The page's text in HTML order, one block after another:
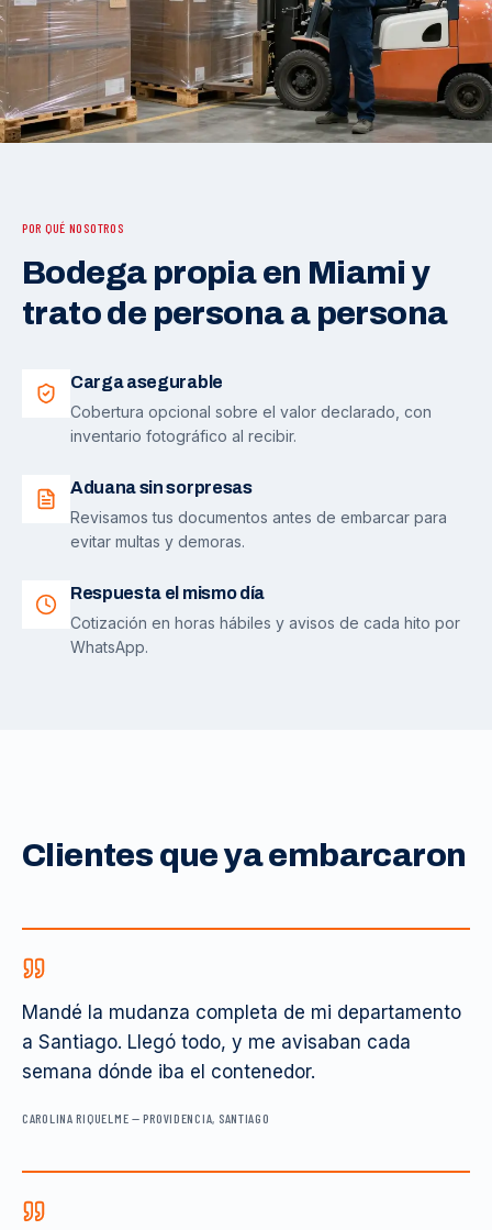
POR QUÉ NOSOTROS
Bodega propia en Miami y
trato de persona a persona
Carga asegurable
Cobertura opcional sobre el valor declarado, con
inventario fotográfico al recibir.
Aduana sin sorpresas
Revisamos tus documentos antes de embarcar para
evitar multas y demoras.
Respuesta el mismo día
Cotización en horas hábiles y avisos de cada hito por
WhatsApp.
Clientes que ya embarcaron
Mandé la mudanza completa de mi departamento
a Santiago. Llegó todo, y me avisaban cada
semana dónde iba el contenedor.
CAROLINA RIQUELME —PROVIDENCIA, SANTIAGO